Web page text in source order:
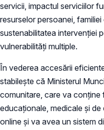
servicii, impactul serviciilor
resurselor persoanei,
sustenabilitatea intervenției
vulnerabilități multiple.
În vederea accesării
stabilește că Ministerul
comunitare, care va conține
educaționale, medicale și
online și va avea un sistem